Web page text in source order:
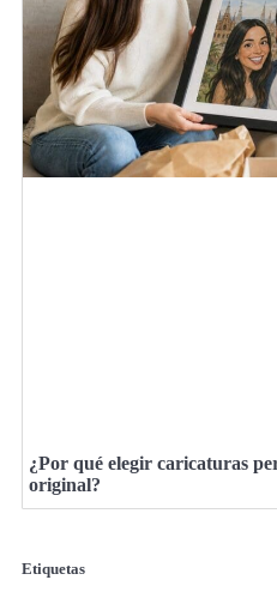
¿Por qué elegir caricaturas
original?
Etiquetas